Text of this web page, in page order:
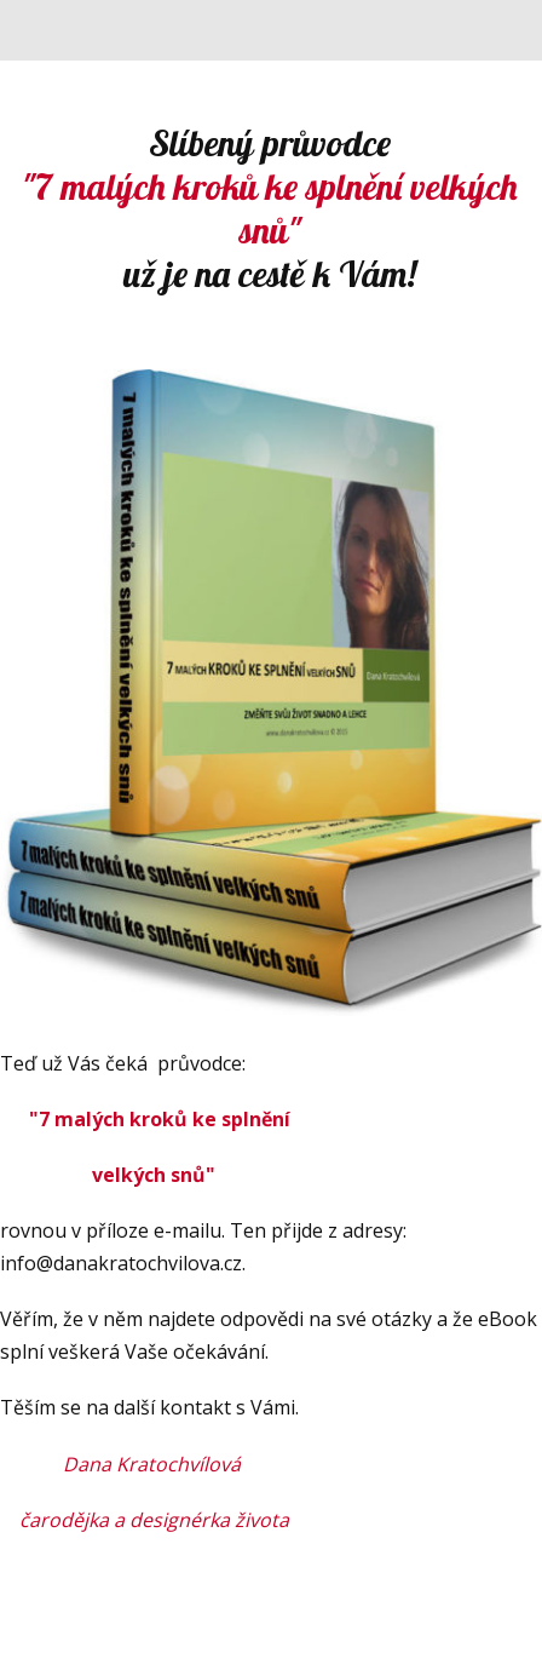
Slíbený průvodce
"7 malých kroků ke splnění velkých
snů"
už je na cestě k Vám!
Teď už Vás čeká průvodce:
"7 malých kroků ke splnění
velkých snů"
rovnou v příloze e-mailu. Ten přijde z adresy:
info@danakratochvilova.cz.
Věřím, že v něm najdete odpovědi na své otázky a že eBook
splní veškerá Vaše očekávání.
Těším se na další kontakt s Vámi.
Dana Kratochvílová
čarodějka a designérka života